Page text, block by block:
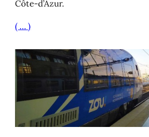
Côte-d’Azur.
( … )